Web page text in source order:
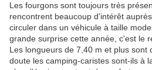
Les fourgons sont toujours très
rencontrent beaucoup d'intérêt
circuler dans un véhicule à taille
grande surprise cette année, c'est le
Les longueurs de 7,40 m et plus sont
doute les camping-caristes sont-ils à